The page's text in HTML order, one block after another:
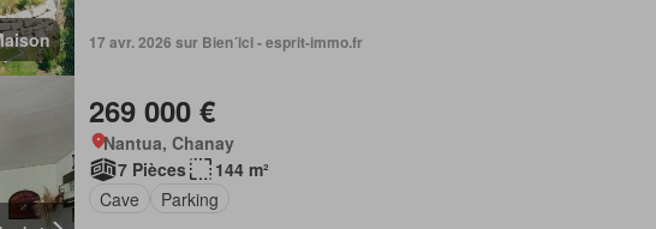
17 avr. 2026 sur Bien´ici - esprit-immo.fr
269 000 €
Nantua, Chanay
7 Pièces
144 m²
Cave
Parking